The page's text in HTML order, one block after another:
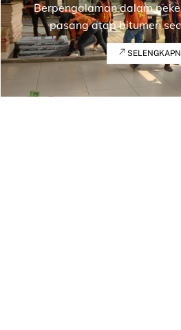
Berpengalaman dalam
pasang atap bitumen